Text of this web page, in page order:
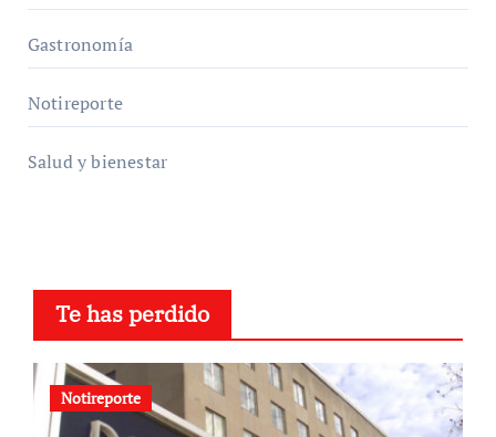
Gastronomía
Notireporte
Salud y bienestar
Te has perdido
Notireporte